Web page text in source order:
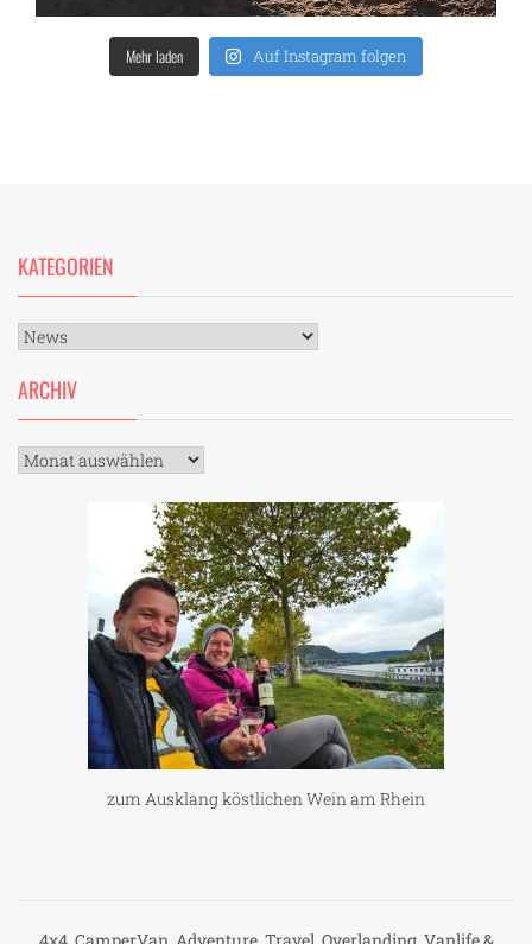
Mehr laden Auf Instagram folgen
KATEGORIEN
Kategorien
ARCHIV
Archiv
zum Ausklang köstlichen Wein am Rhein